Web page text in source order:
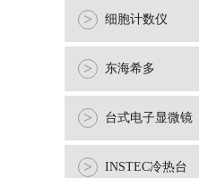
> 细胞计数仪
> 东海希多
> 台式电子显微镜
> INSTEC冷热台